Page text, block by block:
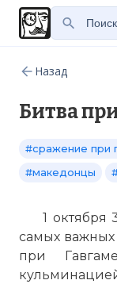
Назад
Битва
#сражение при
#македонцы
1 октября
самых
при